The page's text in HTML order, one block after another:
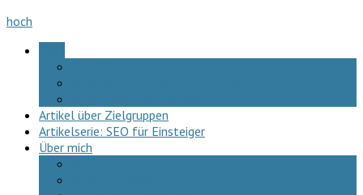
hoch
Artikel über Zielgruppen
Artikelserie: SEO für Einsteiger
Über mich